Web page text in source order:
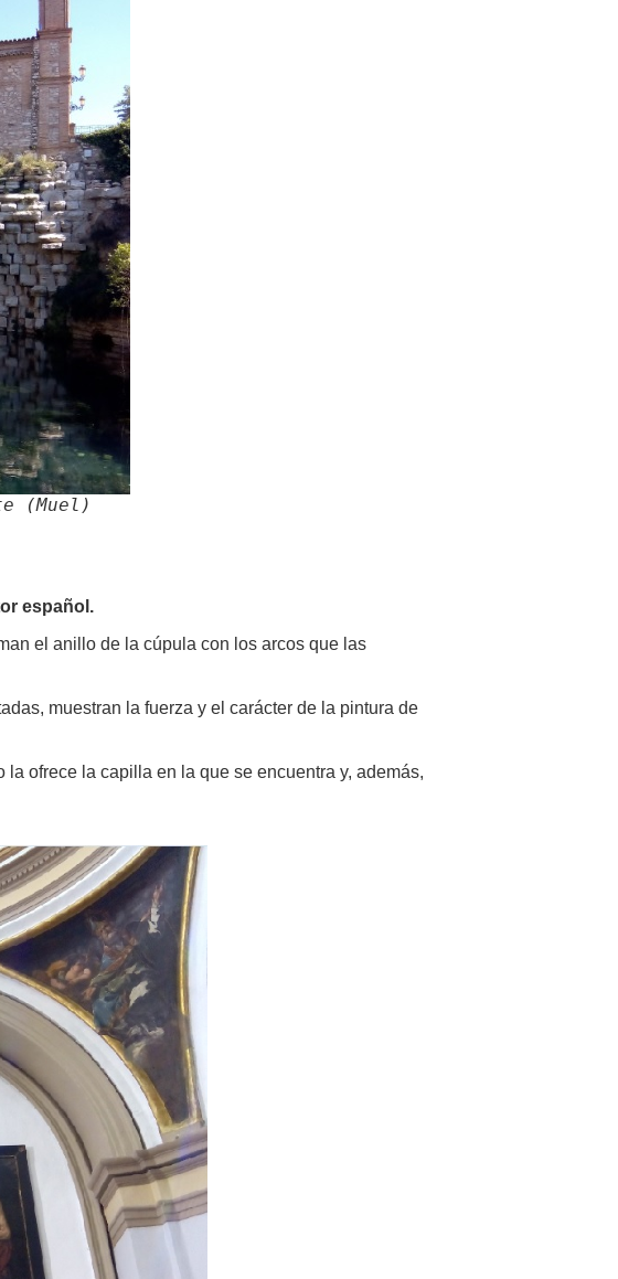
(Muel)
español.
el anillo de la cúpula con los arcos que las
muestran la fuerza y el carácter de la pintura de
ofrece la capilla en la que se encuentra y, además,